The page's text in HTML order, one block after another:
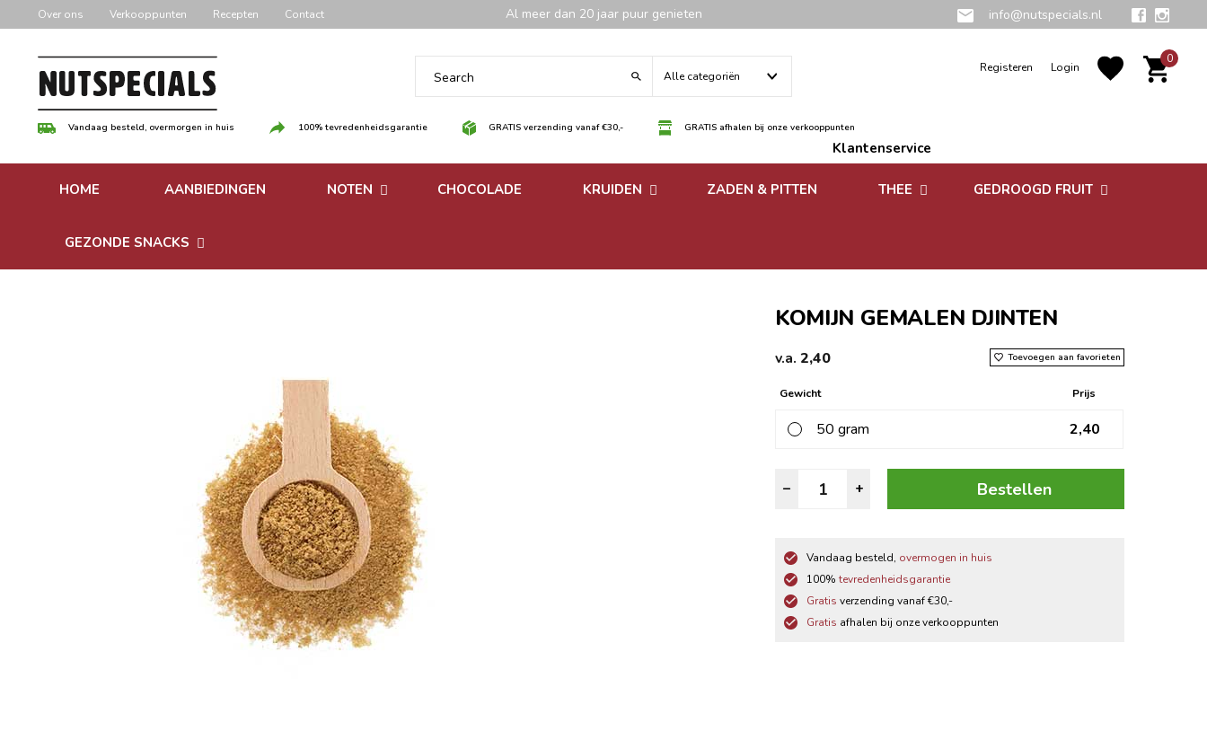
naar
inhoud
Over ons Verkooppunten Recepten Contact Al meer dan 20 jaar puur genieten info@nutspecials.nl
Alle categoriën
0
Registeren Login
Vandaag besteld, overmorgen in huis 100% tevredenheidsgarantie GRATIS verzending vanaf €30,- GRATIS afhalen bij onze verkooppunten
Klantenservice
HOME AANBIEDINGEN NOTEN
Ongebrande noten
CHOCOLADE KRUIDEN
Kruidenmixen zonder
ZADEN & PITTEN THEE
Kruidenthee
Rooibos thee
GEDROOGD FRUIT
Superfoods
GEZONDE SNACKS
KOMIJN GEMALEN DJINTEN
v.a. 2,40 Toevoegen aan favorieten
Gewicht Prijs
50 gram 2,40
–
Komijn
Gemalen
+ Bestellen
Vandaag besteld, overmogen in huis
100%tevredenheidsgarantie
Gratis verzending vanaf €30,-
Gratis afhalen bij onze verkooppunten